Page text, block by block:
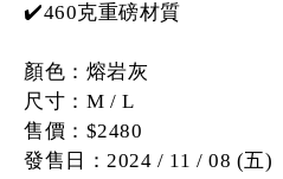
✔️460克重磅材質
顏色：熔岩灰
尺寸：M / L
售價：$2480
發售日：2024 / 11 / 08 (五)